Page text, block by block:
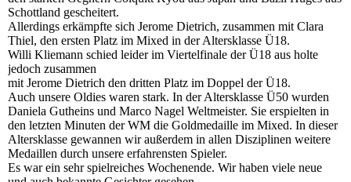
Schottland gescheitert.
Allerdings erkämpfte sich Jerome Dietrich, zusammen mit Clara
Thiel, den ersten Platz im Mixed in der Altersklasse Ü18.
Willi Kliemann schied leider im Viertelfinale der Ü18 aus holte
jedoch zusammen
mit Jerome Dietrich den dritten Platz im Doppel der Ü18.
Auch unsere Oldies waren stark. In der Altersklasse Ü50 wurden
Daniela Gutheins und Marco Nagel Weltmeister. Sie erspielten in
den letzten Minuten der WM die Goldmedaille im Mixed. In dieser
Altersklasse gewannen wir außerdem in allen Disziplinen weitere
Medaillen durch unsere erfahrensten Spieler.
Es war ein sehr spielreiches Wochenende. Wir haben viele neue